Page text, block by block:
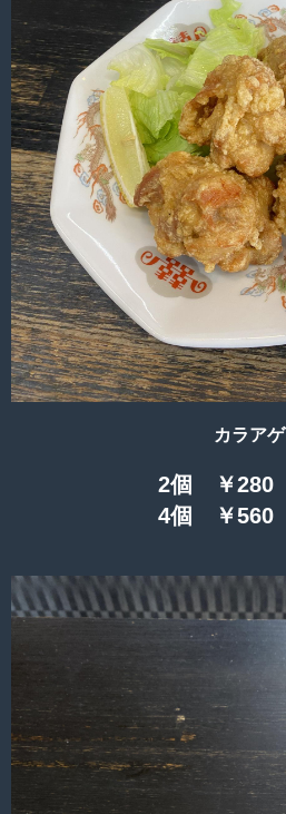
カラアゲ
2個 ￥280
4個 ￥560